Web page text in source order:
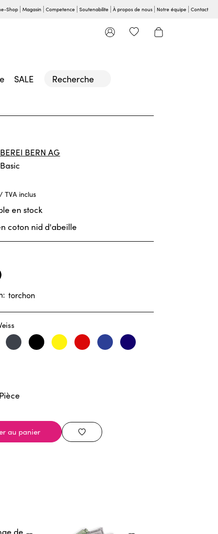
Shop Magasin Competence Soutenabilite À propos de nous Notre équipe Contact
SALE Recherche
BERN AG
TVA inclus
en stock
coton nid d'abeille
torchon
AnthrazitSchwarzGelb Rot Blau Marine
Pièce
au panier